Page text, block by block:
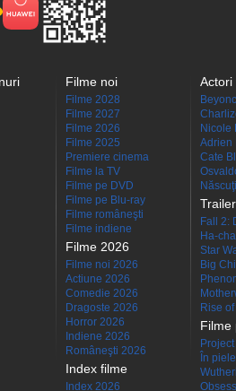
Filme noi
Filme 2028
Filme 2027
Filme 2026
Filme 2025
Premiere cinema
Filme la TV
Filme pe DVD
Filme pe Blu-ray
Filme româneşti
Filme indiene
Filme 2026
Filme noi 2026
Actiune 2026
Comedie 2026
Dragoste 2026
Horror 2026
Indiene 2026
Româneşti 2026
Index filme
Index 2026
Actori
Nicole
Adrien
Cate
Fall 2:
Ha-
Star
Big
Rise
Filme
În